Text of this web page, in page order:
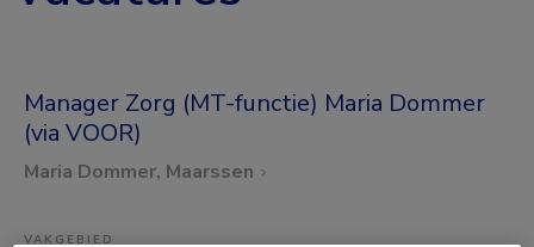
Manager Zorg (MT-functie) Maria Dommer
(via VOOR)
Maria Dommer, Maarssen
VAKGEBIED